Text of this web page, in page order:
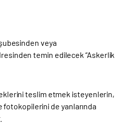
veya
temin edilecek “Askerlik
teslim etmek isteyenlerin,
fotokopilerini de yanlarında